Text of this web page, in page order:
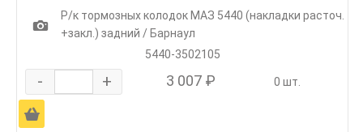
1
Р/к тормозных колодок МАЗ 5440 (накладки расточ.
+закл.) задний / Барнаул
5440-3502105
- + 3 007 ₽ 0 шт.
Ä